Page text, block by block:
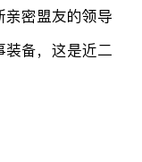
亲密盟友的领导
装备，这是近二